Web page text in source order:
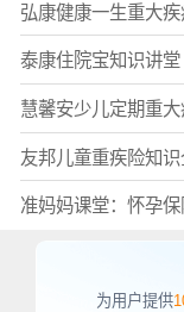
弘康健康一生重大
泰康住院宝知识讲堂
慧馨安少儿定期重
友邦儿童重疾险知
准妈妈课堂：怀孕
为用户提供